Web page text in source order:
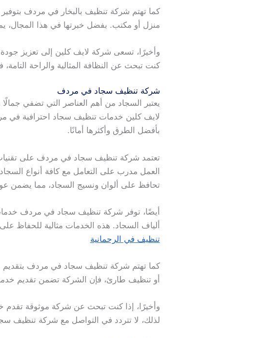
كما تهتم شركة تنظيف بالبخار في مردف
منزل أو مكتب. بفضل خبرتها في هذا المجال،
وأخيرًا، تسعى شركة لايف كلين إلى تعزيز
كنت تبحث عن النظافة المثالية والراحة
شركة تنظيف سجاد في مردف
يعتبر السجاد من أهم العناصر التي تضفي جمالًا
لايف كلين خدمات تنظيف سجاد احترافية في
بأفضل الطرق وأكثرها أمانًا.
تعتمد شركة تنظيف سجاد في مردف على تقنيات
العمل مدرب على التعامل مع كافة أنواع
تحافظ على ألوان ونسيج السجاد، مما يضمن
أيضًا، توفر شركة تنظيف سجاد في مردف خدمات
ألياف السجاد. هذه الخدمات مثالية للحفاظ
تنظيف في الرحمانية
كما تهتم شركة تنظيف سجاد في مردف
أو تنظيف طارئ، فإن الشركة تضمن تقديم
وأخيرًا، إذا كنت تبحث عن شركة موثوقة تقدم
لذلك، لا تتردد في التواصل مع شركة